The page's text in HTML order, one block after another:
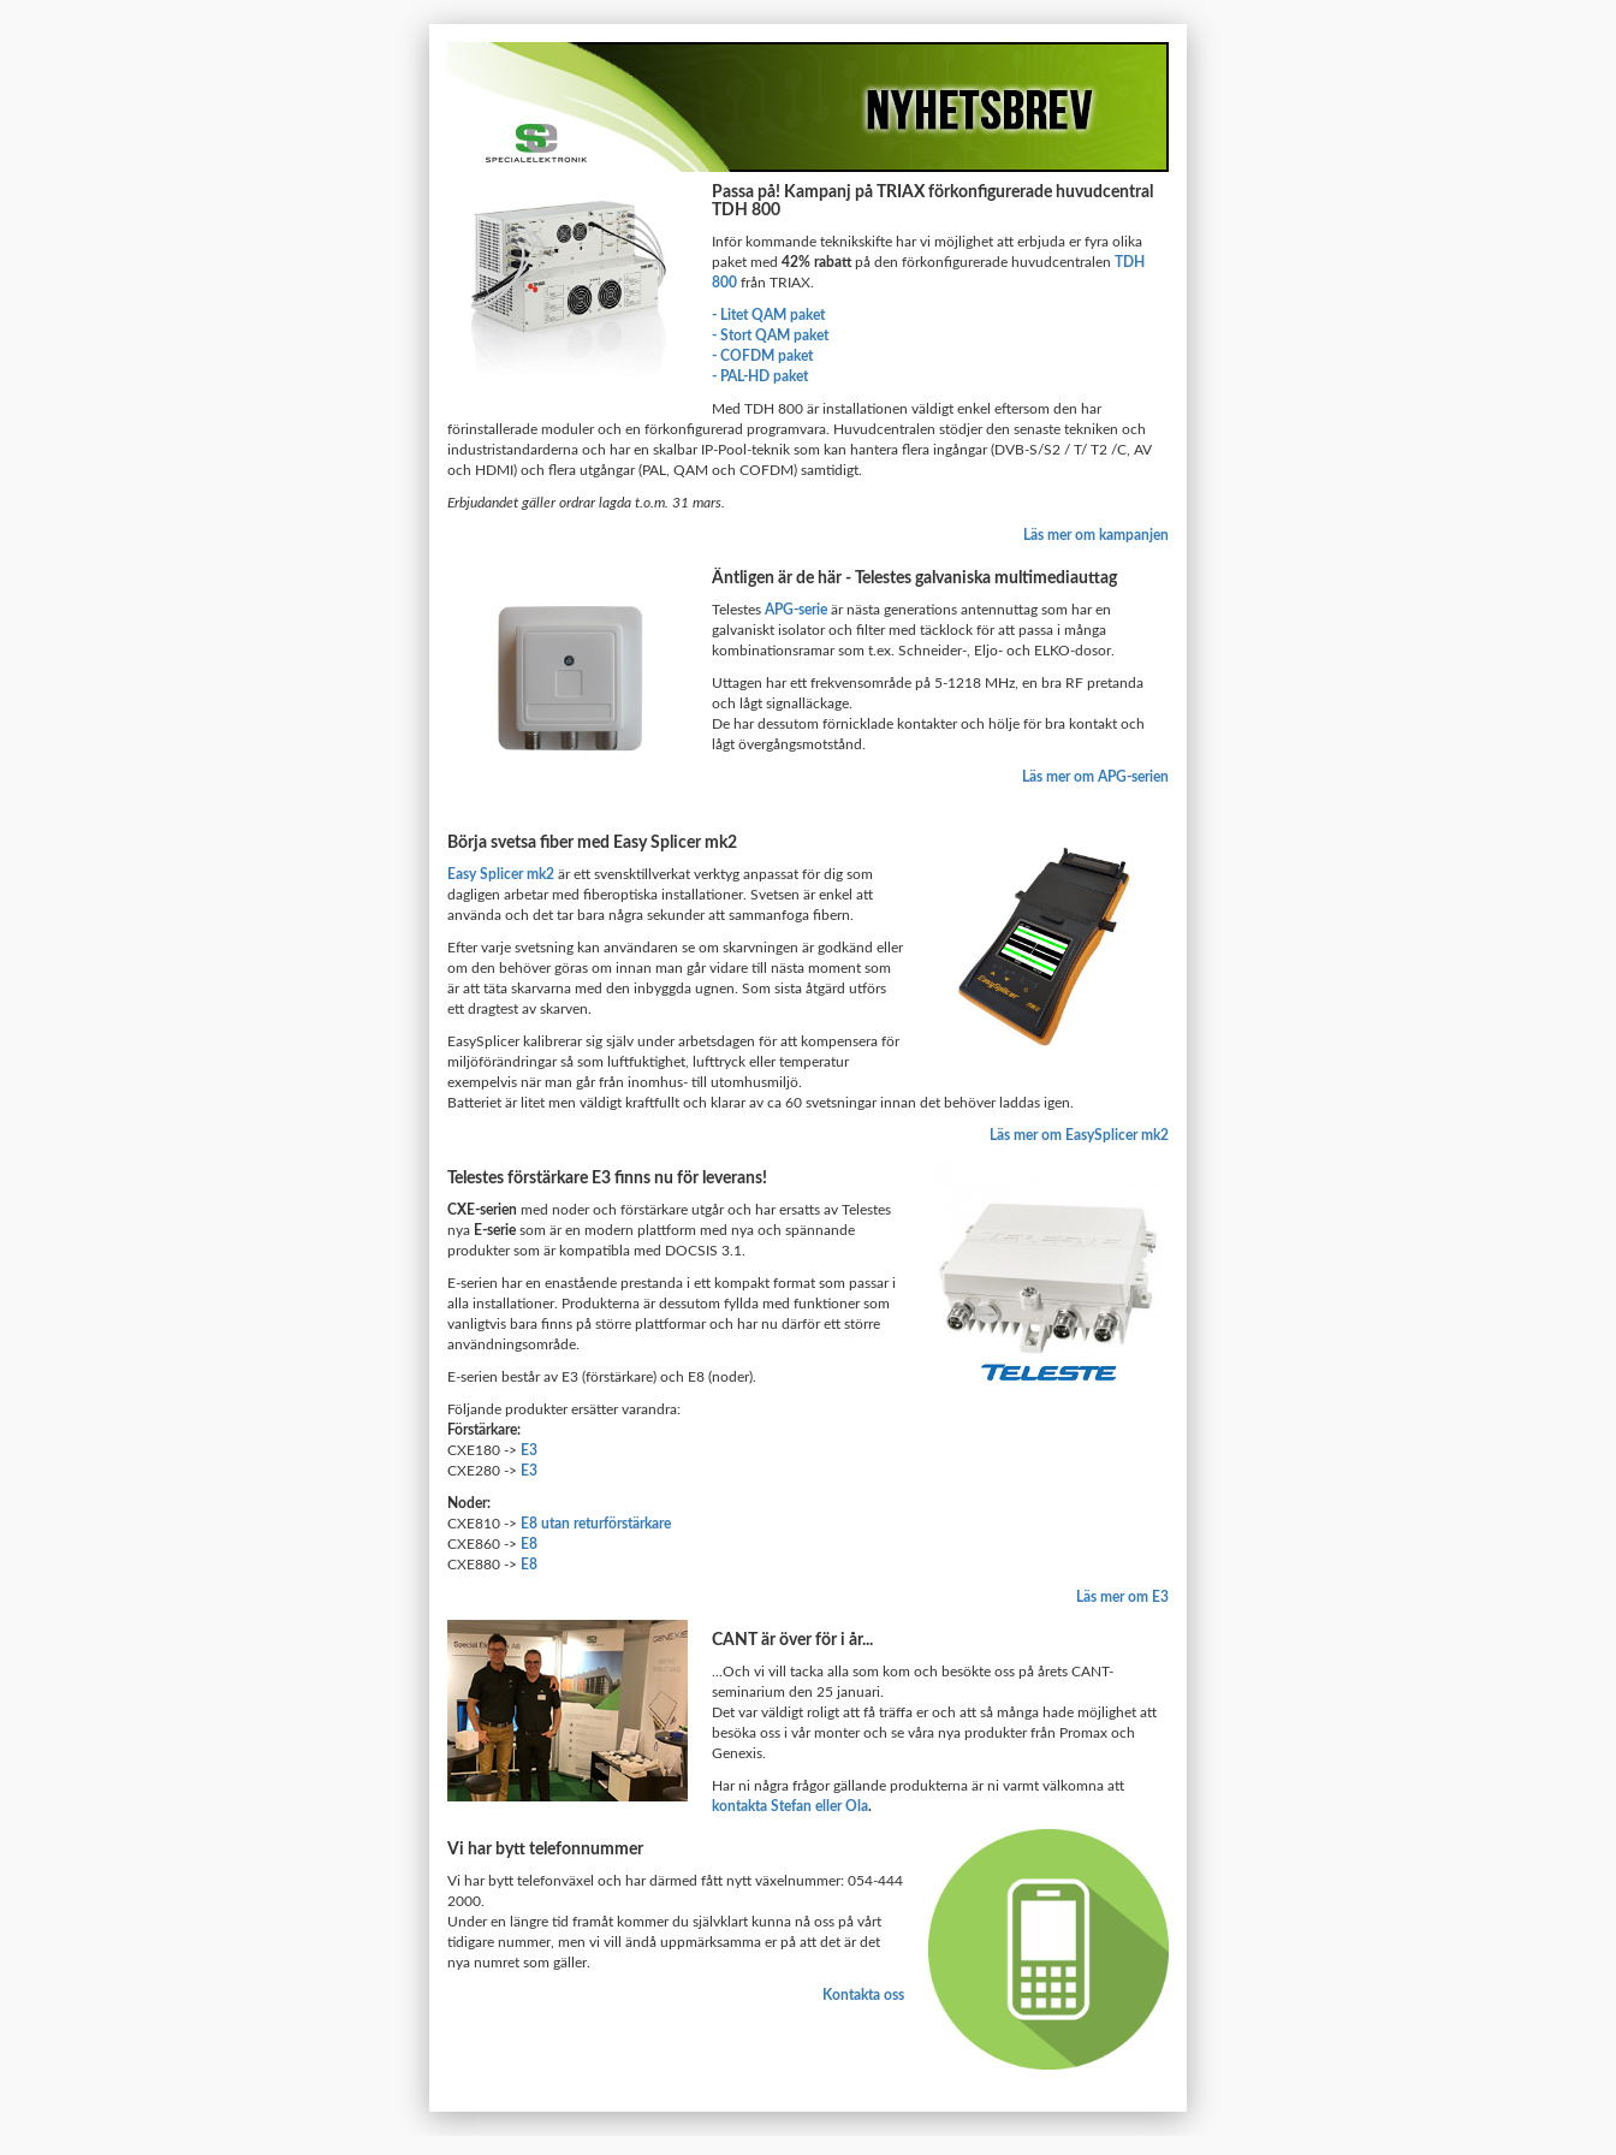
Passa på! Kampanj på TRIAX förkonfigurerade huvudcentral
TDH 800
Inför kommande teknikskifte har vi möjlighet att erbjuda er fyra olika
paket med 42% rabattpå den förkonfigurerade huvudcentralen TDH
800 från TRIAX.
- Litet QAM paket
- Stort QAM paket
- COFDM paket
- PAL-HD paket
Med TDH 800 är installationen väldigt enkel eftersom den har
förinstallerade moduler och en förkonfigurerad programvara. Huvudcentralen stödjer den senaste tekniken och
industristandarderna och har en skalbar IP-Pool-teknik som kan hantera flera ingångar (DVB-S/S2 / T/ T2 /C, AV
och HDMI) och flera utgångar (PAL, QAM och COFDM) samtidigt.
Erbjudandet gäller ordrar lagda t.o.m. 31 mars.
Läs mer om kampanjen
Äntligen är de här - Telestes galvaniska multimediauttag
Telestes APG-serie är nästa generations antennuttag som har en
galvaniskt isolator och filter med täcklock för att passa i många
kombinationsramar som t.ex. Schneider-, Eljo- och ELKO-dosor.
Uttagen har ett frekvensområde på 5-1218 MHz, en bra RF pretanda
och lågt signalläckage.
De har dessutom förnicklade kontakter och hölje för bra kontakt och
lågt övergångsmotstånd.
Läs mer om APG-serien
Börja svetsa fiber med Easy Splicer mk2
Easy Splicer mk2 är ett svensktillverkat verktyg anpassat för dig som
dagligen arbetar med fiberoptiska installationer. Svetsen är enkel att
använda och det tar bara några sekunder att sammanfoga fibern.
Efter varje svetsning kan användaren se om skarvningen är godkänd eller
om den behöver göras om innan man går vidare till nästa moment som
är att täta skarvarna med den inbyggda ugnen. Som sista åtgärd utförs
ett dragtest av skarven.
EasySplicer kalibrerar sig själv under arbetsdagen för att kompensera för
miljöförändringar så som luftfuktighet, lufttryck eller temperatur
exempelvis när man går från inomhus- till utomhusmiljö.
Batteriet är litet men väldigt kraftfullt och klarar av ca 60 svetsningar innan det behöver laddas igen.
Läs mer om EasySplicer mk2
Telestes förstärkare E3 finns nu för leverans!
CXE-serien med noder och förstärkare utgår och har ersatts av Telestes
nya E-serie som är en modern plattform med nya och spännande
produkter som är kompatibla med DOCSIS 3.1.
E-serien har en enastående prestanda i ett kompakt format som passar i
alla installationer. Produkterna är dessutom fyllda med funktioner som
vanligtvis bara finns på större plattformar och har nu därför ett större
användningsområde.
E-serien består av E3 (förstärkare) och E8 (noder).
Följande produkter ersätter varandra:
Förstärkare:
CXE180 -> E3
CXE280 -> E3
Noder:
CXE810 -> E8 utan returförstärkare
CXE860 -> E8
CXE880 -> E8
Läs mer om E3
CANT är över för i år...
...Och vi vill tacka alla som kom och besökte oss på årets CANT-
seminarium den 25 januari.
Det var väldigt roligt att få träffa er och att så många hade möjlighet att
besöka oss i vår monter och se våra nya produkter från Promax och
Genexis.
Har ni några frågor gällande produkterna är ni varmt välkomna att
kontakta Stefan eller Ola.
Vi har bytt telefonnummer
Vi har bytt telefonväxel och har därmed fått nytt växelnummer: 054-444
2000.
Under en längre tid framåt kommer du självklart kunna nå oss på vårt
tidigare nummer, men vi vill ändå uppmärksamma er på att det är det
nya numret som gäller.
Kontakta oss